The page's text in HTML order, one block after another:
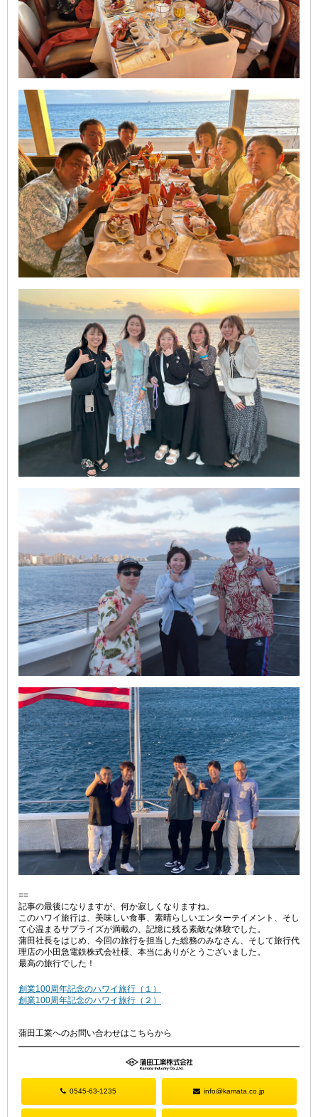
==
記事の最後になりますが、何か寂しくなりますね。
このハワイ旅行は、美味しい食事、素晴らしいエンターテイメント、そし
て心温まるサプライズが満載の、記憶に残る素敵な体験でした。
蒲田社長をはじめ、今回の旅行を担当した総務のみなさん、そして旅行代
理店の小田急電鉄株式会社様、本当にありがとうございました。
最高の旅行でした！
創業100周年記念のハワイ旅行（１）
創業100周年記念のハワイ旅行（２）
蒲田工業へのお問い合わせはこちらから
0545-63-1235 info@kamata.co.jp